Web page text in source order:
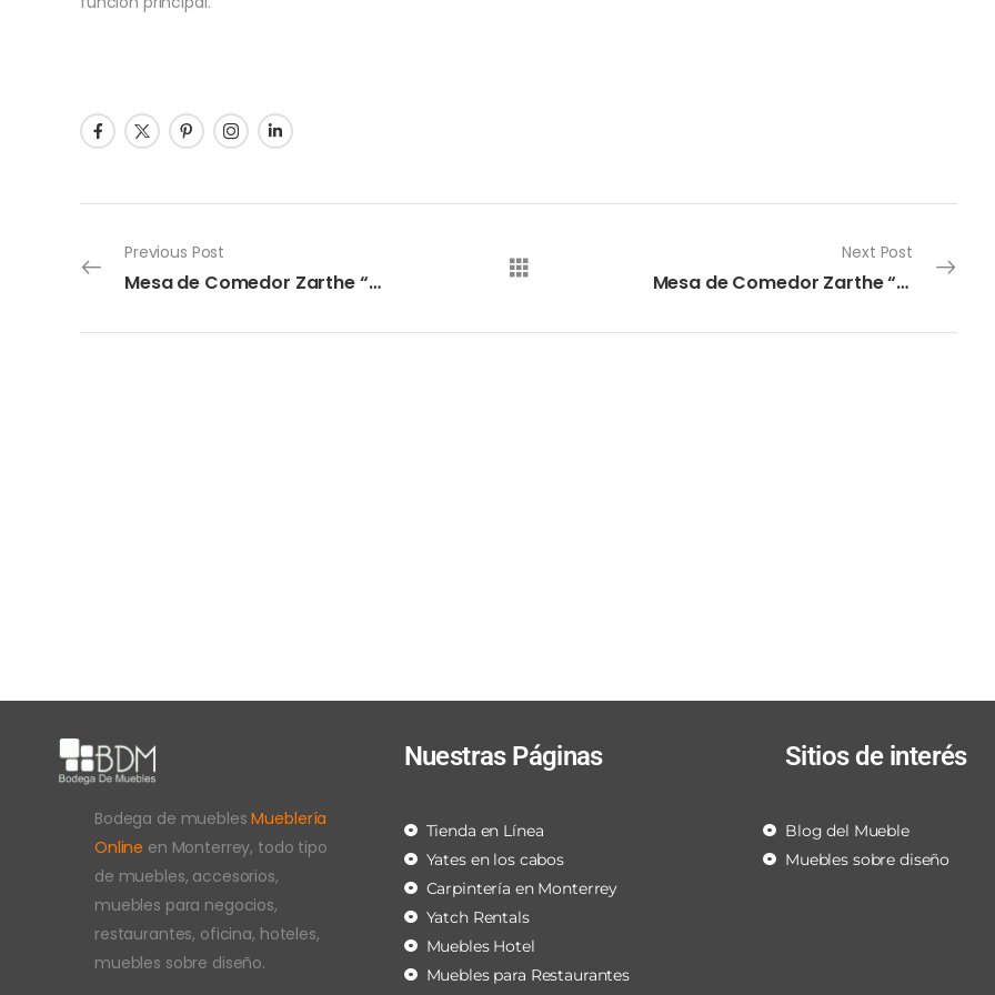
Previous Post
Mesa de Comedor Zarthe “Espinela”
Next Post
Mesa de Comedor Zarthe “Turma”
Bodega de mueblesMueblería
Online en Monterrey, todo tipo
de muebles, accesorios,
muebles para negocios,
restaurantes, oficina, hoteles,
muebles sobre diseño.
Nuestras Páginas
Tienda en Línea
Yates en los cabos
Carpintería en Monterrey
Yatch Rentals
Muebles Hotel
Muebles para Restaurantes
Sitios de interés
Blog del Mueble
Muebles sobre diseño